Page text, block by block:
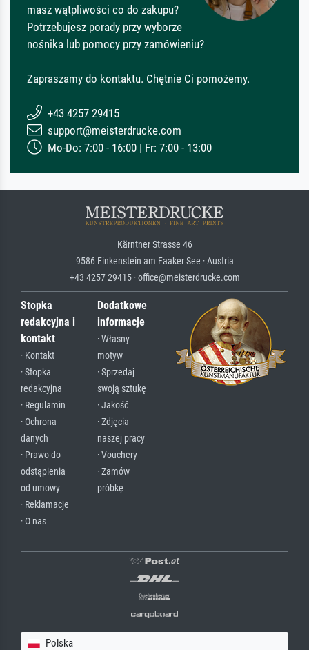
masz wątpliwości co do zakupu?
Potrzebujesz porady przy wyborze
nośnika lub pomocy przy zamówieniu?
Zapraszamy do kontaktu. Chętnie Ci pomożemy.
+43 4257 29415
support@meisterdrucke.com
Mo-Do: 7:00 - 16:00 | Fr: 7:00 - 13:00
Kärntner Strasse 46
9586 Finkenstein am Faaker See · Austria
+43 4257 29415 · office@meisterdrucke.com
Stopka
redakcyjna i
kontakt
· Kontakt
· Stopka
redakcyjna
· Regulamin
· Ochrona
danych
· Prawo do
odstąpienia
od umowy
· Reklamacje
· O nas
Dodatkowe
informacje
· Własny
motyw
· Sprzedaj
swoją sztukę
· Jakość
· Zdjęcia
naszej pracy
· Vouchery
· Zamów
próbkę
Polska